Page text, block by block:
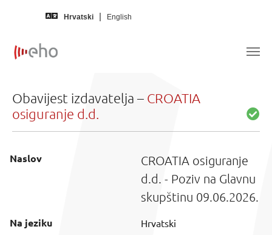
Hrvatski English
Obavijest izdavatelja – CROATIA
osiguranje d.d.
Naslov
CROATIA osiguranje
d.d. - Poziv na Glavnu
skupštinu 09.06.2026.
Na jeziku Hrvatski